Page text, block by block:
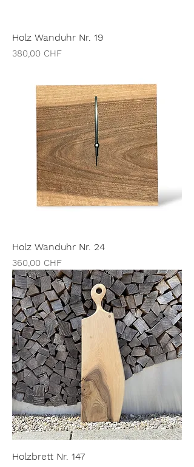
Holz Wanduhr Nr. 19
Preis
380,00 CHF
Holz Wanduhr Nr. 24
Preis
360,00 CHF
Holzbrett Nr. 147